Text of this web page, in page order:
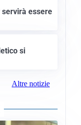
servirà essere
si
Altre notizie